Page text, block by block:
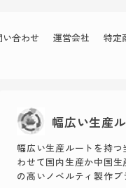
い合わせ 運営会社 特定
幅広い生産
幅広い生産ルートを持
わせて国内生産か中国
の高いノベルティ製作プ